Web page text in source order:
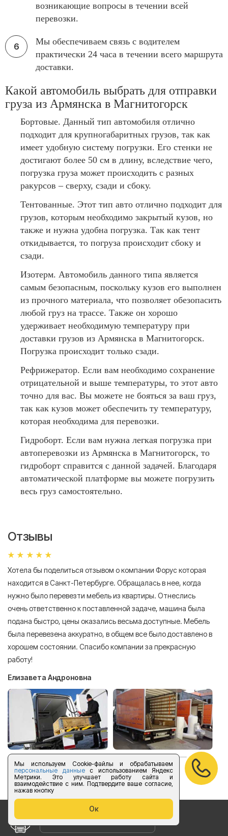
Мы используем Cookie-файлы и обрабатываем
персональные данныес использованием Яндекс
Метрики. Это улучшает работу сайта и
взаимодействие с ним. Подтвердите ваше согласие,
нажав кнопку
Ок
возникающие вопросы в течении всей
перевозки.
Мы обеспечиваем связь с водителем
практически 24 часа в течении всего маршрута
доставки.
Какой автомобиль выбрать для отправки
груза из Армянска в Магнитогорск
Бортовые. Данный тип автомобиля отлично
подходит для крупногабаритных грузов, так как
имеет удобную систему погрузки. Его стенки не
достигают более 50 см в длину, вследствие чего,
погрузка груза может происходить с разных
ракурсов – сверху, сзади и сбоку.
Тентованные. Этот тип авто отлично подходит для
грузов, которым необходимо закрытый кузов, но
также и нужна удобна погрузка. Так как тент
откидывается, то погруза происходит сбоку и
сзади.
Изотерм. Автомобиль данного типа является
самым безопасным, поскольку кузов его выполнен
из прочного материала, что позволяет обезопасить
любой груз на трассе. Также он хорошо
удерживает необходимую температуру при
доставки грузов из Армянска в Магнитогорск.
Погрузка происходит только сзади.
Рефрижератор. Если вам необходимо сохранение
отрицательной и выше температуры, то этот авто
точно для вас. Вы можете не бояться за ваш груз,
так как кузов может обеспечить ту температуру,
которая необходима для перевозки.
Гидроборт. Если вам нужна легкая погрузка при
автоперевозки из Армянска в Магнитогорск, то
гидроборт справится с данной задачей. Благодаря
автоматической платформе вы можете погрузить
весь груз самостоятельно.
Отзывы
Хотела бы поделиться отзывом о компании Форус которая
находится в Санкт-Петербурге. Обращалась в нее, когда
нужно было перевезти мебель из квартиры. Отнеслись
очень ответственно к поставленной задаче, машина была
подана быстро, цены оказались весьма доступные. Мебель
была перевезена аккуратно, в общем все было доставлено в
хорошем состоянии. Спасибо компании за прекрасную
работу!
Елизавета Андроновна
оставить отзыв